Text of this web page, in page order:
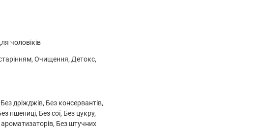
Зберігати в недоступному для дітей місці. Зберігати при
захисна мембрана відсутня або пошкоджена.
порцію
чоловіків
Очищення, Детокс,
дріжджів, Без консервантів,
пшениці, Без сої, Без цукру,
Без штучних